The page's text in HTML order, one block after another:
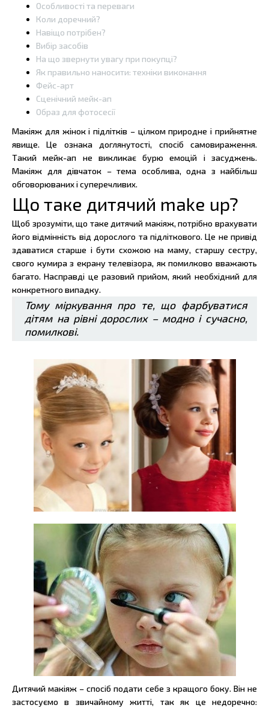
Особливості та переваги
Коли доречний?
Навіщо потрібен?
Вибір засобів
На що звернути увагу при покупці?
Як правильно наносити: техніки виконання
Фейс-арт
Сценічний мейк-ап
Образ для фотосесії
Макіяж для жінок і підлітків – цілком природне і прийнятне
явище. Це ознака доглянутості, спосіб самовираження.
Такий мейк-ап не викликає бурю емоцій і засуджень.
Макіяж для дівчаток – тема особлива, одна з найбільш
обговорюваних і суперечливих.
Що таке дитячий make up?
Щоб зрозуміти, що таке дитячий макіяж, потрібно врахувати
його відмінність від дорослого та підліткового. Це не привід
здаватися старше і бути схожою на маму, старшу сестру,
свого кумира з екрану телевізора, як помилково вважають
багато. Насправді це разовий прийом, який необхідний для
конкретного випадку.
Тому міркування про те, що фарбуватися
дітям на рівні дорослих – модно і сучасно,
помилкові.
Дитячий макіяж – спосіб подати себе з кращого боку. Він не
застосуємо в звичайному житті, так як це недоречно: